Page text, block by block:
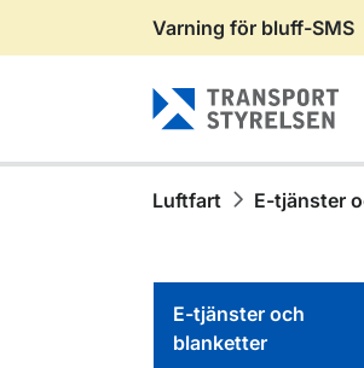
Gå till sidans innehåll
Varning för bluff-SMS
Luftfart E-tjänster
E-tjänster och
blanketter